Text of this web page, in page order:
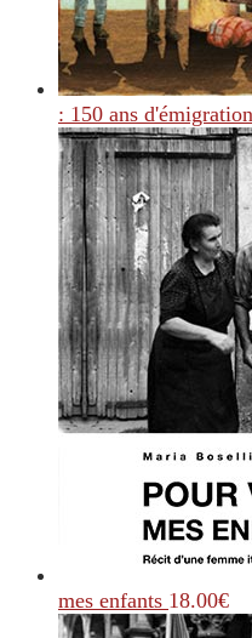
: 150 ans d'émigration
mes enfants 18.00€